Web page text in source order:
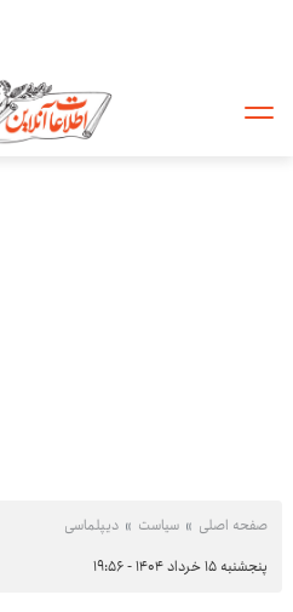
صفحه اصلی سیاست دیپلماسی
پنجشنبه ۱۵ خرداد ۱۴۰۴ - ۱۹:۵۶